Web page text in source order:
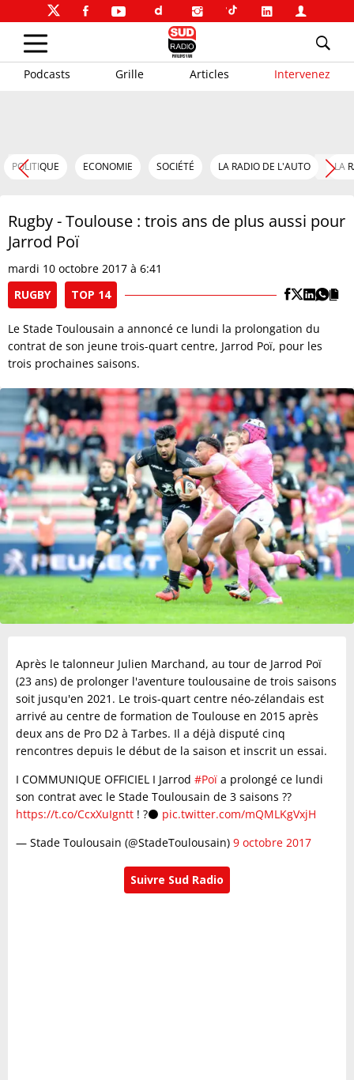
Podcasts Grille Articles Intervenez
POLITIQUE ECONOMIE SOCIÉTÉ LA RADIO DE L'AUTO LA
Rugby - Toulouse : trois ans de plus aussi pour
Jarrod Poï
mardi 10 octobre 2017 à 6:41
RUGBY
TOP 14
Le Stade Toulousain a annoncé ce lundi la prolongation du
contrat de son jeune trois-quart centre, Jarrod Poï, pour les
trois prochaines saisons.
Après le talonneur Julien Marchand, au tour de Jarrod Poï
(23 ans) de prolonger l'aventure toulousaine de trois saisons
soit jusqu'en 2021. Le trois-quart centre néo-zélandais est
arrivé au centre de formation de Toulouse en 2015 après
deux ans de Pro D2 à Tarbes. Il a déjà disputé cinq
rencontres depuis le début de la saison et inscrit un essai.
I COMMUNIQUE OFFICIEL I Jarrod #Poï a prolongé ce lundi
son contrat avec le Stade Toulousain de 3 saisons ??
https://t.co/CcxXuIgntt ! ?⚫️ pic.twitter.com/mQMLKgVxjH
— Stade Toulousain (@StadeToulousain) 9 octobre 2017
Suivre Sud Radio